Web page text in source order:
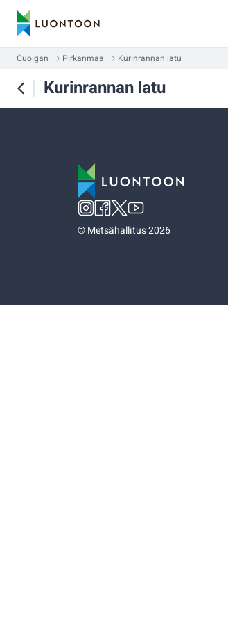
Čuoigan Pirkanmaa Kurinrannan latu
Kurinrannan latu
©Metsähallitus 2026